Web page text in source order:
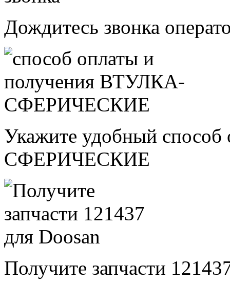
Дождитесь звонка
Укажите удобный
СФЕРИЧЕСКИЕ
Получите запчасти